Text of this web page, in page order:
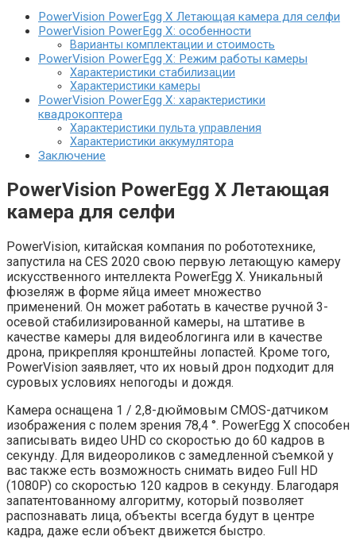
PowerVision PowerEgg X Летающая камера для селфи
PowerVision PowerEgg X: особенности
Варианты комплектации и стоимость
PowerVision PowerEgg X: Режим работы камеры
Характеристики стабилизации
Характеристики камеры
PowerVision PowerEgg X: характеристики
квадрокоптера
Характеристики пульта управления
Характеристики аккумулятора
Заключение
PowerVision PowerEgg X Летающая
камера для селфи
PowerVision, китайская компания по робототехнике,
запустила на CES 2020 свою первую летающую камеру
искусственного интеллекта PowerEgg X. Уникальный
фюзеляж в форме яйца имеет множество
применений. Он может работать в качестве ручной 3-
осевой стабилизированной камеры, на штативе в
качестве камеры для видеоблогинга или в качестве
дрона, прикрепляя кронштейны лопастей. Кроме того,
PowerVision заявляет, что их новый дрон подходит для
суровых условиях непогоды и дождя.
Камера оснащена 1 / 2,8-дюймовым CMOS-датчиком
изображения с полем зрения 78,4 °. PowerEgg X способен
записывать видео UHD со скоростью до 60 кадров в
секунду. Для видеороликов с замедленной съемкой у
вас также есть возможность снимать видео Full HD
(1080P) со скоростью 120 кадров в секунду. Благодаря
запатентованному алгоритму, который позволяет
распознавать лица, объекты всегда будут в центре
кадра, даже если объект движется быстро.